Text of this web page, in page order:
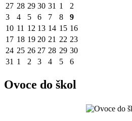
27 28 29 30 31 1
2
3
4 5 6 7 8
9
10 11 12 13 14 15 16
17 18 19 20 21 22 23
24 25 26 27 28 29 30
31 1 2 3 4 5 6
Ovoce do škol